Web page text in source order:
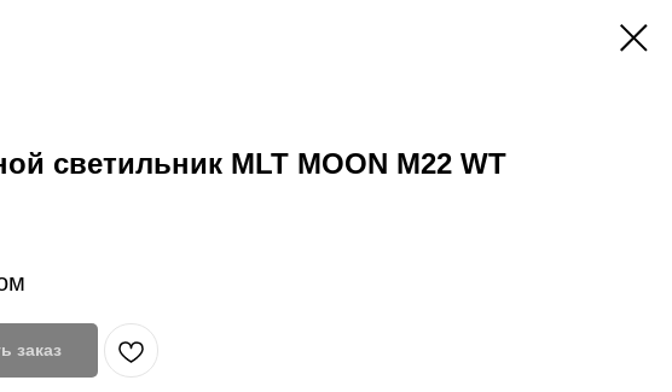
светильник MLT MOON M22 WT
заказ